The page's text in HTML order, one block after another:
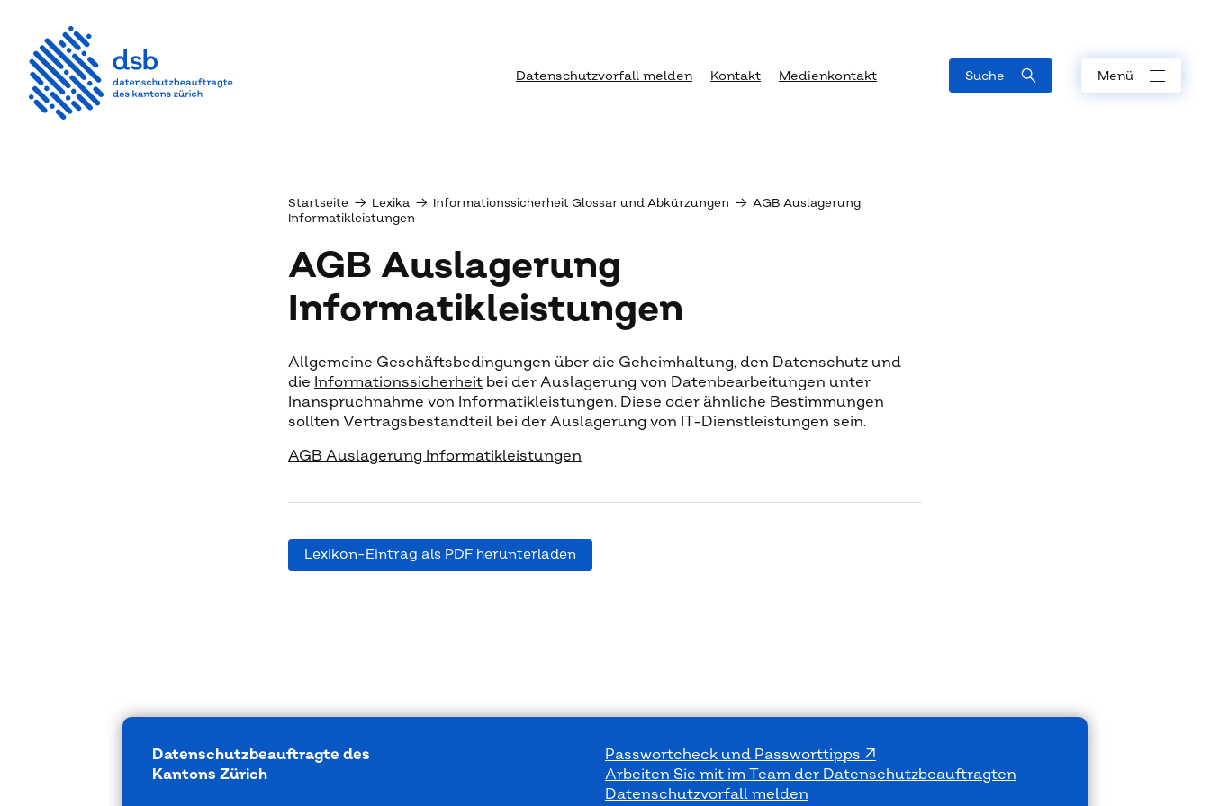
Datenschutzvorfall melden Kontakt Medienkontakt Suche Menü
Startseite → Lexika → Informationssicherheit Glossar und Abkürzungen → AGB Auslagerung
Informatikleistungen
AGB Auslagerung
Informatikleistungen
Allgemeine Geschäftsbedingungen über die Geheimhaltung, den Datenschutz und
die Informationssicherheit bei der Auslagerung von Datenbearbeitungen unter
Inanspruchnahme von Informatikleistungen. Diese oder ähnliche Bestimmungen
sollten Vertragsbestandteil bei der Auslagerung von IT-Dienstleistungen sein.
AGB Auslagerung Informatikleistungen
Lexikon-Eintrag als PDF herunterladen
Datenschutzbeauftragte des
Kantons Zürich
Passwortcheck und Passworttipps
Arbeiten Sie mit im Team der Datenschutzbeauftragten
Datenschutzvorfall melden